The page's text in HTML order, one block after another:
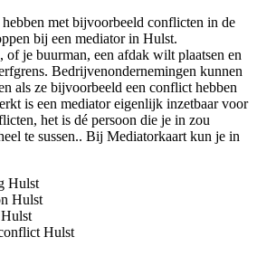
met bijvoorbeeld conflicten in de
bij een mediator in Hulst.
je buurman, een afdak wilt plaatsen en
Bedrijvenondernemingen kunnen
als ze bijvoorbeeld een conflict hebben
is een mediator eigenlijk inzetbaar voor
het is dé persoon die je in zou
te sussen.. Bij Mediatorkaart kun je in
Hulst
Hulst
Hulst